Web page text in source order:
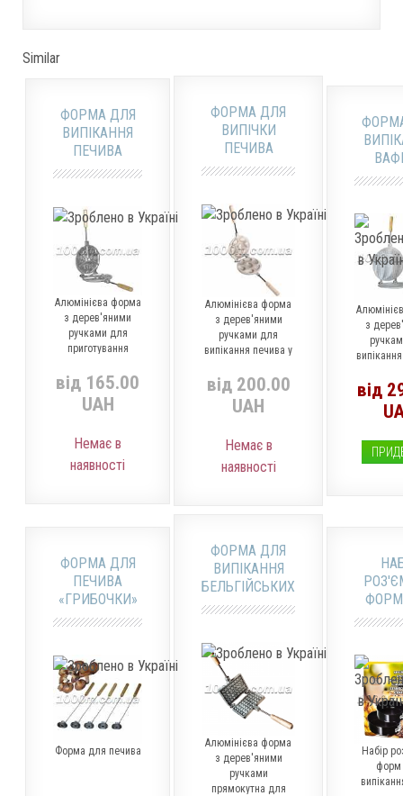
Similar
ФОРМА ДЛЯ
ВИПІКАННЯ
ПЕЧИВА
«БУРАТІНО» З
РУЧКАМИ
Алюмінієва форма
з дерев'яними
ручками для
приготування
від 165.00
UAH
Немає в
наявності
ФОРМА ДЛЯ
ВИПІЧКИ
ПЕЧИВА
ШИШКИ З
РУЧКОЮ
Алюмінієва форма
з дерев'яними
ручками для
випікання печива у
від 200.00
UAH
Немає в
наявності
з
від
ФОРМА ДЛЯ
ПЕЧИВА
«ГРИБОЧКИ»
Форма для печива
ФОРМА ДЛЯ
ВИПІКАННЯ
БЕЛЬГІЙСЬКИХ
ВАФЕЛЬ
Алюмінієва форма
з дерев'яними
ручками
прямокутна для
Набір